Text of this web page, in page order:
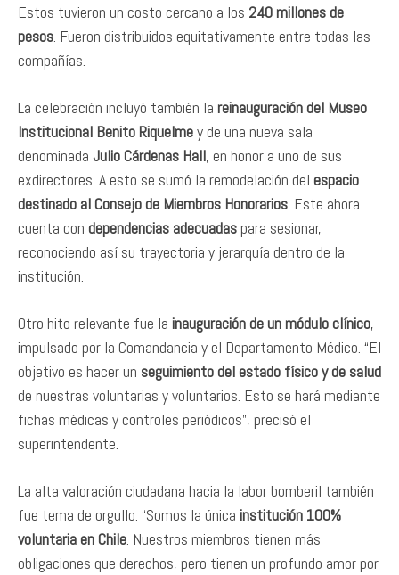
Estos tuvieron un costo cercano a los 240 millones de
pesos. Fueron distribuidos equitativamente entre todas las
compañías.
La celebración incluyó también la reinauguración del Museo
Institucional Benito Riquelmey de una nueva sala
denominada Julio Cárdenas Hall, en honor a uno de sus
exdirectores. A esto se sumó la remodelación del espacio
destinado al Consejo de Miembros Honorarios. Este ahora
cuenta con dependencias adecuadaspara sesionar,
reconociendo así su trayectoria y jerarquía dentro de la
institución.
Otro hito relevante fue la inauguración de un módulo clínico,
impulsado por la Comandancia y el Departamento Médico. “El
objetivo es hacer un seguimiento del estado físico y de salud
de nuestras voluntarias y voluntarios. Esto se hará mediante
fichas médicas y controles periódicos”, precisó el
superintendente.
La alta valoración ciudadana hacia la labor bomberil también
fue tema de orgullo. “Somos la única institución 100%
voluntaria en Chile. Nuestros miembros tienen más
obligaciones que derechos, pero tienen un profundo amor por